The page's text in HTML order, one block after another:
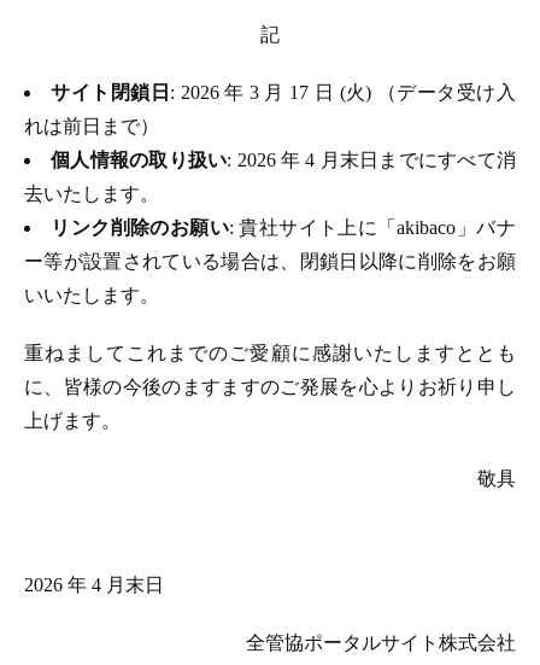
記
サイト閉鎖日 : 2026 年 3 月 17 日 (火) （データ受け入
れは前日まで）
個人情報の取り扱い: 2026 年 4 月末日までにすべて消
去いたします。
リンク削除のお願い: 貴社サイト上に「akibaco」バナ
ー等が設置されている場合は、閉鎖日以降に削除をお願
いいたします。
重ねましてこれまでのご愛顧に感謝いたしますととも
に、皆様の今後のますますのご発展を心よりお祈り申し
上げます。
敬具
2026 年 4 月末日
全管協ポータルサイト株式会社